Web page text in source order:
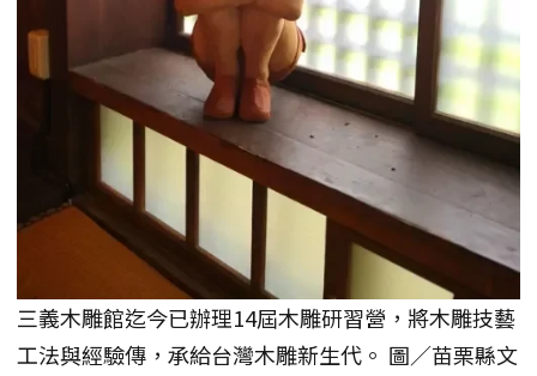
三義木雕館迄今已辦理14屆木雕研習營，將木雕技藝
工法與經驗傳，承給台灣木雕新生代。 圖／苗栗縣文